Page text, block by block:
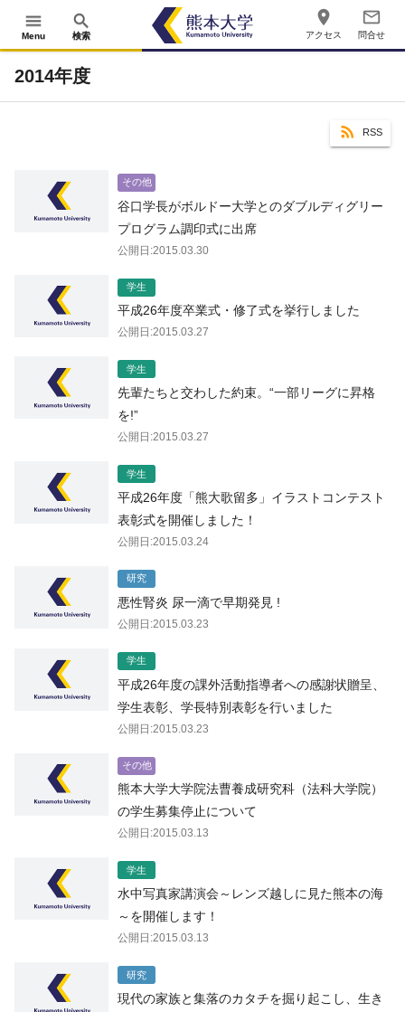
menu
Menu
search
検索
place
アクセス
mail_outline
問合せ
2014年度
RSS
その他
谷口学長がボルドー大学とのダブルディグリー
プログラム調印式に出席
公開日:2015.03.30
学生
平成26年度卒業式・修了式を挙行しました
公開日:2015.03.27
学生
先輩たちと交わした約束。“一部リーグに昇格
を!”
公開日:2015.03.27
学生
平成26年度「熊大歌留多」イラストコンテスト
表彰式を開催しました！
公開日:2015.03.24
研究
悪性腎炎 尿一滴で早期発見 !
公開日:2015.03.23
学生
平成26年度の課外活動指導者への感謝状贈呈、
学生表彰、学長特別表彰を行いました
公開日:2015.03.23
その他
熊本大学大学院法曹養成研究科（法科大学院）
の学生募集停止について
公開日:2015.03.13
学生
水中写真家講演会～レンズ越しに見た熊本の海
～を開催します！
公開日:2015.03.13
研究
現代の家族と集落のカタチを掘り起こし、生き